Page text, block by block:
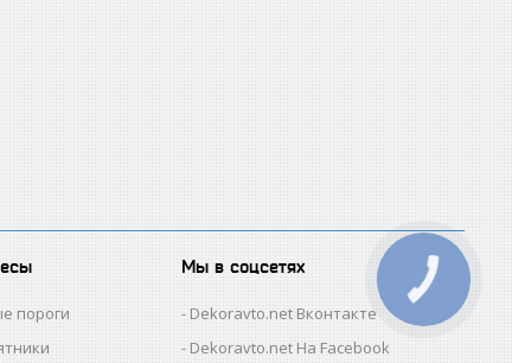
пороги
Мы в соцсетях
Dekoravto.net Вконтакте
Dekoravto.net На Facebook
КНОПКА
ЗВ'ЯЗКУ